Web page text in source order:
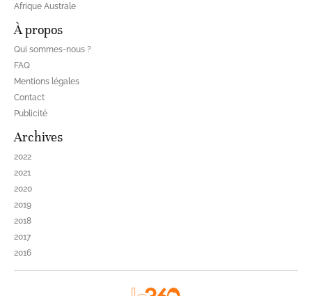
Afrique Australe
À propos
Qui sommes-nous ?
FAQ
Mentions légales
Contact
Publicité
Archives
2022
2021
2020
2019
2018
2017
2016